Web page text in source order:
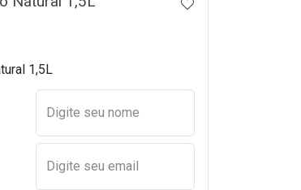
1,5L
Preencher nome e email
Digite seu nome
Digite seu email